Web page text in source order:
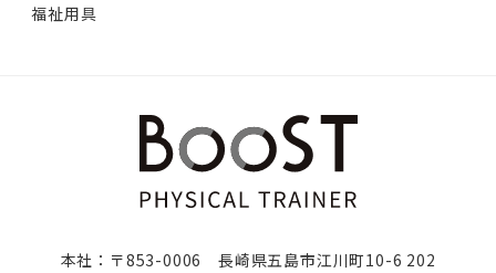
福祉用具
本社：〒853-0006 長崎県五島市江川町10-6 202